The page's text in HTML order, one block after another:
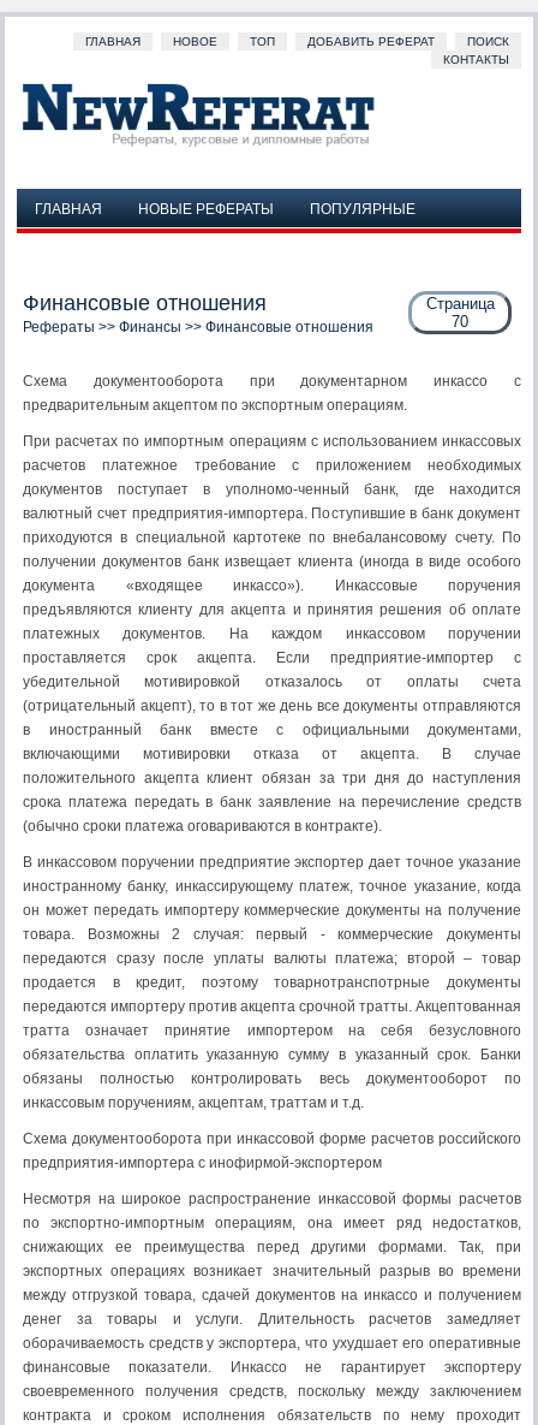
ГЛАВНАЯ НОВОЕ ТОП ДОБАВИТЬ РЕФЕРАТ
ПОИСК
КОНТАКТЫ
ГЛАВНАЯ НОВЫЕ РЕФЕРАТЫ
ПОПУЛЯРНЫЕ
Страница
70
Финансовые отношения
Рефераты >> Финансы >> Финансовые отношения
Схема документооборота при документарном инкассо с
предварительным акцептом по экспортным операциям.
При расчетах по импортным операциям с использованием инкассовых
расчетов платежное требование с приложением необходимых
документов поступает в уполномо-ченный банк, где находится
валютный счет предприятия-импортера. Поступившие в банк документ
приходуются в специальной картотеке по внебалансовому счету. По
получении документов банк извещает клиента (иногда в виде особого
документа «входящее инкассо»). Инкассовые поручения
предъявляются клиенту для акцепта и принятия решения об оплате
платежных документов. На каждом инкассовом поручении
проставляется срок акцепта. Если предприятие-импортер с
убедительной мотивировкой отказалось от оплаты счета
(отрицательный акцепт), то в тот же день все документы отправляются
в иностранный банк вместе с официальными документами,
включающими мотивировки отказа от акцепта. В случае
положительного акцепта клиент обязан за три дня до наступления
срока платежа передать в банк заявление на перечисление средств
(обычно сроки платежа оговариваются в контракте).
В инкассовом поручении предприятие экспортер дает точное указание
иностранному банку, инкассирующему платеж, точное указание, когда
он может передать импортеру коммерческие документы на получение
товара. Возможны 2 случая: первый - коммерческие документы
передаются сразу после уплаты валюты платежа; второй – товар
продается в кредит, поэтому товарнотранспотрные документы
передаются импортеру против акцепта срочной тратты. Акцептованная
тратта означает принятие импортером на себя безусловного
обязательства оплатить указанную сумму в указанный срок. Банки
обязаны полностью контролировать весь документооборот по
инкассовым поручениям, акцептам, траттам и т.д.
Схема документооборота при инкассовой форме расчетов российского
предприятия-импортера с инофирмой-экспортером
Несмотря на широкое распространение инкассовой формы расчетов
по экспортно-импортным операциям, она имеет ряд недостатков,
снижающих ее преимущества перед другими формами. Так, при
экспортных операциях возникает значительный разрыв во времени
между отгрузкой товара, сдачей документов на инкассо и получением
денег за товары и услуги. Длительность расчетов замедляет
оборачиваемость средств у экспортера, что ухудшает его оперативные
финансовые показатели. Инкассо не гарантирует экспортеру
своевременного получения средств, поскольку между заключением
контракта и сроком исполнения обязательств по нему проходит